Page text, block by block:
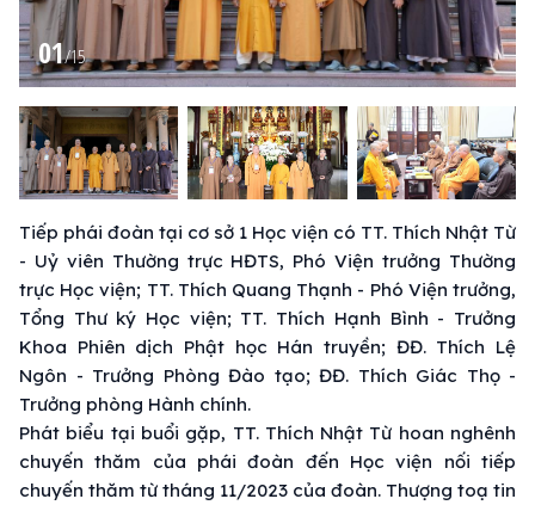
01/15
Tiếp phái đoàn tại cơ sở 1 Học viện có TT. Thích Nhật Từ
- Uỷ viên Thường trực HĐTS, Phó Viện trưởng Thường
trực Học viện; TT. Thích Quang Thạnh - Phó Viện trưởng,
Tổng Thư ký Học viện; TT. Thích Hạnh Bình - Trưởng
Khoa Phiên dịch Phật học Hán truyền; ĐĐ. Thích Lệ
Ngôn - Trưởng Phòng Đào tạo; ĐĐ. Thích Giác Thọ -
Trưởng phòng Hành chính.
Phát biểu tại buổi gặp, TT. Thích Nhật Từ hoan nghênh
chuyến thăm của phái đoàn đến Học viện nối tiếp
chuyến thăm từ tháng 11/2023 của đoàn. Thượng toạ tin